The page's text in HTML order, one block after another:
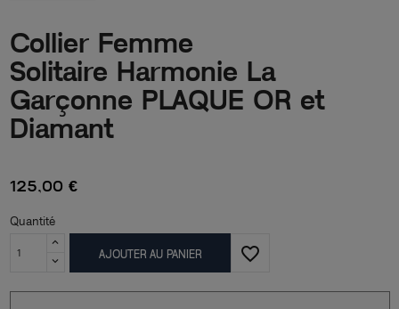
Collier Femme
Solitaire Harmonie La
Garçonne PLAQUE OR et
Diamant
125,00 €
Quantité
AJOUTER AU PANIER favorite_border